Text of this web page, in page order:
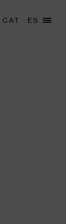
Menu
CAT ES